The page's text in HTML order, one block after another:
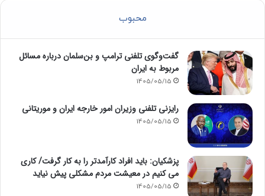
محبوب
گفت‌وگوی تلفنی ترامپ و بن‌سلمان درباره مسائل
مربوط به ایران
1405/05/15
رایزنی تلفنی وزیران امور خارجه ایران و موریتانی
1405/05/15
پزشکیان: باید افراد کارآمدتر را به کار گرفت/ کاری
می کنیم در معیشت مردم مشکلی پیش نیاید
1405/05/15